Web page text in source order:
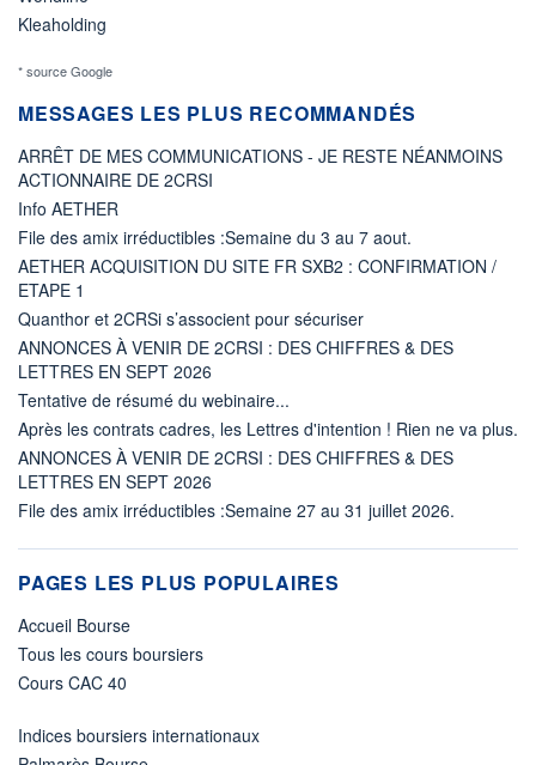
Kleaholding
* source Google
MESSAGES LES PLUS RECOMMANDÉS
ARRÊT DE MES COMMUNICATIONS - JE RESTE NÉANMOINS
ACTIONNAIRE DE 2CRSI
Info AETHER
File des amix irréductibles :Semaine du 3 au 7 aout.
AETHER ACQUISITION DU SITE FR SXB2 : CONFIRMATION /
ETAPE 1
Quanthor et 2CRSi s’associent pour sécuriser
ANNONCES À VENIR DE 2CRSI : DES CHIFFRES & DES
LETTRES EN SEPT 2026
Tentative de résumé du webinaire...
Après les contrats cadres, les Lettres d'intention ! Rien ne va plus.
ANNONCES À VENIR DE 2CRSI : DES CHIFFRES & DES
LETTRES EN SEPT 2026
File des amix irréductibles :Semaine 27 au 31 juillet 2026.
PAGES LES PLUS POPULAIRES
Accueil Bourse
Tous les cours boursiers
Cours CAC 40
Indices boursiers internationaux